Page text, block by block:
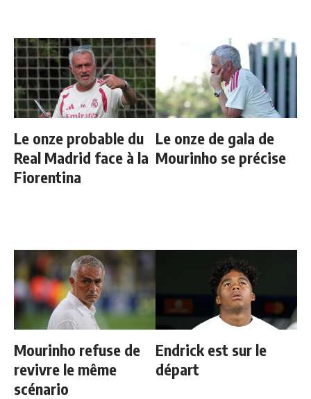
Le onze probable du
Real Madrid face à la
Fiorentina
Le onze de gala de
Mourinho se précise
Mourinho refuse de
revivre le même
scénario
Endrick est sur le
départ